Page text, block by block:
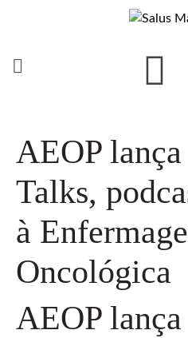
AEOP
Talks,
à
Oncológica
AEOP